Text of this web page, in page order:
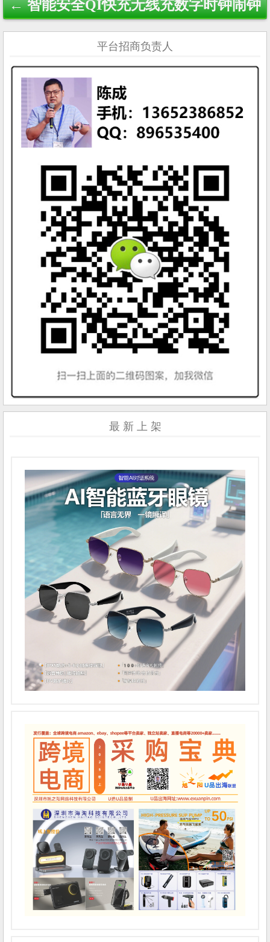
← 智能安全QI快充无线充数字时钟闹钟
平台招商负责人
最 新 上 架